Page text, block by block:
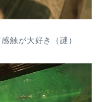
触が大好き（謎）